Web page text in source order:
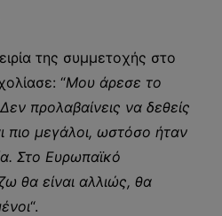
της συμμετοχής στο
“Μου άρεσε το
προλαβαίνεις να δεθείς
πιο μεγάλοι, ωστόσο ήταν
Στο Ευρωπαϊκό
θα είναι αλλιώς, θα
“.